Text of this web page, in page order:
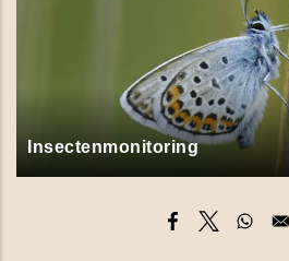
Insectenmonitoring
Opens in a new
Opens in a